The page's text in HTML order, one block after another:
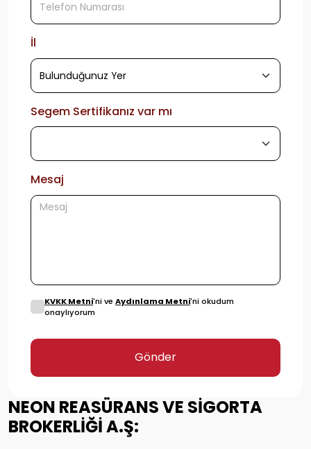
İl
Segem Sertifikanız var mı
Mesaj
KVKK Metni'ni ve Aydınlama Metni'ni okudum
onaylıyorum
Gönder
NEON REASÜRANS VE SİGORTA
BROKERLİĞİ A.Ş: